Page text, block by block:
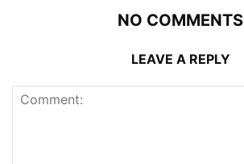
NO COMMENTS
LEAVE A REPLY